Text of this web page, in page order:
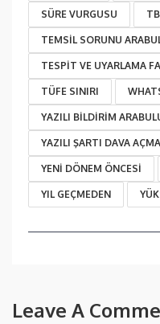
SÜRE VURGUSU
TEMSIL SORUNU
TESPIT VE UYARLAMA
TÜFE SINIRI
YAZILI BILDIRIM
YAZILI ŞARTI DAVA
YENI DÖNEM ÖNCESI
YIL GEÇMEDEN
Leave A